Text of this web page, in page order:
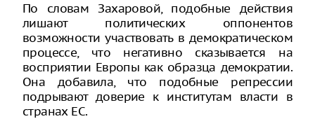
По словам Захаровой, подобные действия
лишают политических оппонентов
возможности участвовать в демократическом
процессе, что негативно сказывается на
восприятии Европы как образца демократии.
Она добавила, что подобные репрессии
подрывают доверие к институтам власти в
странах ЕС.